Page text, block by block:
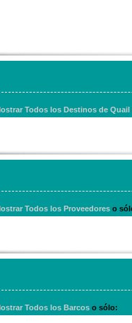
Todos los Destinos de Quail
Todos los Proveedores o
Todos los Barcos o sólo: